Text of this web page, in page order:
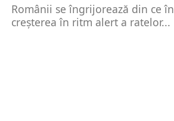
Românii se îngrijorează din ce
creșterea în ritm alert a ratelor...